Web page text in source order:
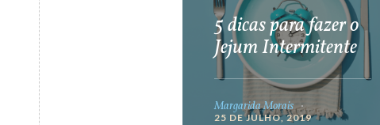
5 dicas para fazer o
Jejum Intermitente
Margarida Morais
25 DE JULHO, 2019